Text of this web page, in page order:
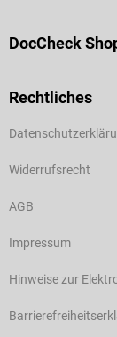
DocCheck
Rechtliches
Widerrufsrecht
AGB
Impressum
Hinweise zur